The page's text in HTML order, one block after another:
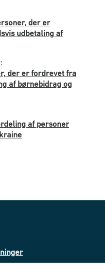
der er
udbetaling af
der er fordrevet fra
af børnebidrag og
af personer